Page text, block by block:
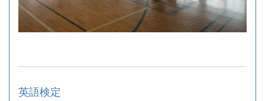
英語検定